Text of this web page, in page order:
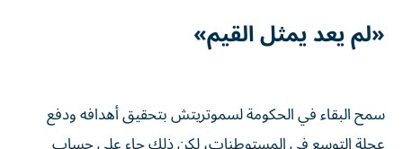
«لم يعد يمثل القيم»
سمح البقاء في الحكومة لسموتريتش بتحقيق أهدافه ودفع